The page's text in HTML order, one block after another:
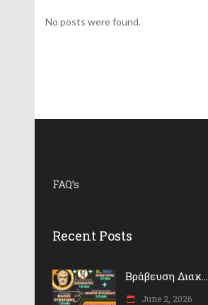
No posts were found.
FAQ’s
Recent Posts
Βράβευση Διακ...
June 2, 2026